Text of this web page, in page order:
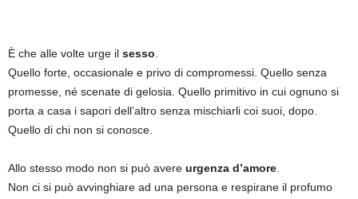
È che alle volte urge il sesso
Quello forte, occasionale e privo di compromessi. Quello senza
promesse, né scenate di gelosia. Quello primitivo in cui ognuno si
porta a casa i sapori dell’altro senza mischiarli coi suoi, dopo.
Quello di chi non si conosce.
Allo stesso modo non si può avere urgenza d’amore
Non ci si può avvinghiare ad una persona e respirane il profumo